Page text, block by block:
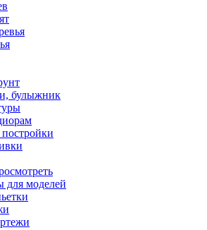
булыжник
для моделей